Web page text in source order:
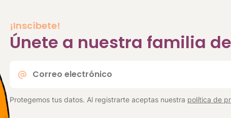
¡Inscíbete!
Únete a nuestra familia
electrónico
Protegemos tus datos. Al registrarte aceptas nuestra política de